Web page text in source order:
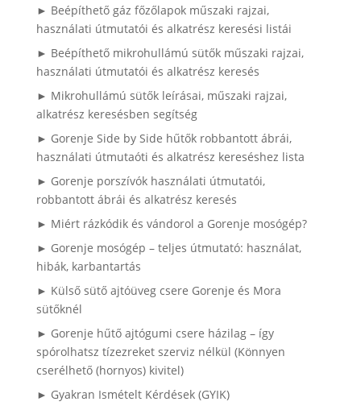
► Beépíthető gáz főzőlapok műszaki rajzai,
használati útmutatói és alkatrész keresési listái
► Beépíthető mikrohullámú sütők műszaki rajzai,
használati útmutatói és alkatrész keresés
► Mikrohullámú sütők leírásai, műszaki rajzai,
alkatrész keresésben segítség
► Gorenje Side by Side hűtők robbantott ábrái,
használati útmutaóti és alkatrész kereséshez lista
► Gorenje porszívók használati útmutatói,
robbantott ábrái és alkatrész keresés
► Miért rázkódik és vándorol a Gorenje mosógép?
► Gorenje mosógép – teljes útmutató: használat,
hibák, karbantartás
► Külső sütő ajtóüveg csere Gorenje és Mora
sütőknél
► Gorenje hűtő ajtógumi csere házilag – így
spórolhatsz tízezreket szerviz nélkül (Könnyen
cserélhető (hornyos) kivitel)
► Gyakran Ismételt Kérdések (GYIK)